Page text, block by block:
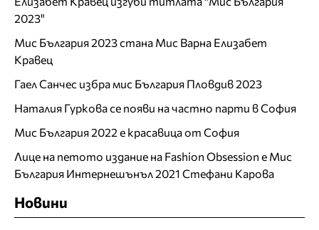
2023"
Мис България 2023 стана Мис Варна Елизабет
Кравец
Гаел Санчес избра мис България Пловдив 2023
Наталия Гуркова се появи на частно парти в София
Мис България 2022 е красавица от София
Лице на петото издание на Fashion Obsession е Мис
България Интернешънъл 2021 Стефани Карова
Новини